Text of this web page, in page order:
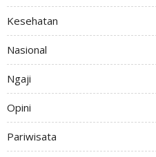
Kesehatan
Nasional
Ngaji
Opini
Pariwisata